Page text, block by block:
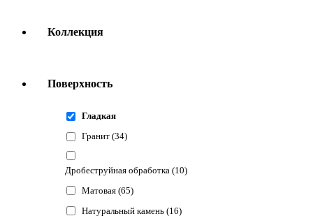
Коллекция
Поверхность
Гладкая
Гранит (34)
Дробеструйная обработка (10)
Матовая (65)
Натуральный камень (16)